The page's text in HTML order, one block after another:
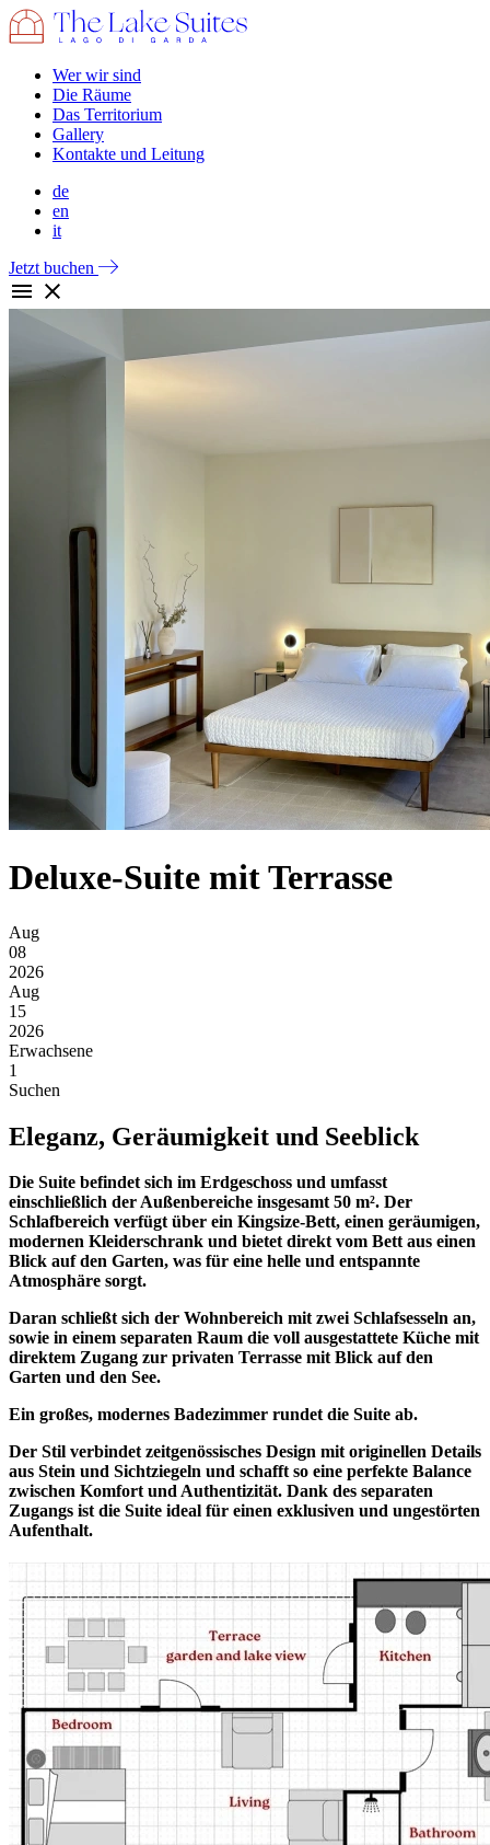
Wer wir sind
Die Räume
Das Territorium
Gallery
Kontakte und Leitung
de
en
it
Jetzt buchen
Deluxe-Suite mit Terrasse
Aug
08
2026
Aug
15
2026
Erwachsene
1
Suchen
Eleganz, Geräumigkeit und Seeblick
Die Suite befindet sich im Erdgeschoss und umfasst
einschließlich der Außenbereiche insgesamt 50 m². Der
Schlafbereich verfügt über ein Kingsize-Bett, einen geräumigen,
modernen Kleiderschrank und bietet direkt vom Bett aus einen
Blick auf den Garten, was für eine helle und entspannte
Atmosphäre sorgt.
Daran schließt sich der Wohnbereich mit zwei Schlafsesseln an,
sowie in einem separaten Raum die voll ausgestattete Küche mit
direktem Zugang zur privaten Terrasse mit Blick auf den
Garten und den See.
Ein großes, modernes Badezimmer rundet die Suite ab.
Der Stil verbindet zeitgenössisches Design mit originellen Details
aus Stein und Sichtziegeln und schafft so eine perfekte Balance
zwischen Komfort und Authentizität. Dank des separaten
Zugangs ist die Suite ideal für einen exklusiven und ungestörten
Aufenthalt.